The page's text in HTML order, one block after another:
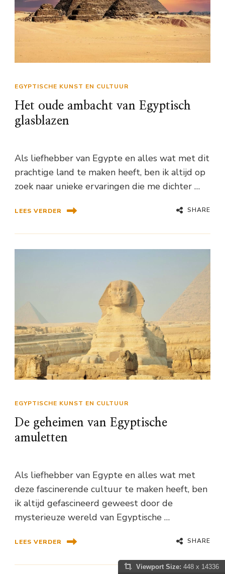
EGYPTISCHE KUNST EN CULTUUR
Het oude ambacht van Egyptisch
glasblazen
Als liefhebber van Egypte en alles wat met dit
prachtige land te maken heeft, ben ik altijd op
zoek naar unieke ervaringen die me dichter …
LEES VERDER SHARE
EGYPTISCHE KUNST EN CULTUUR
De geheimen van Egyptische
amuletten
Als liefhebber van Egypte en alles wat met
deze fascinerende cultuur te maken heeft, ben
ik altijd gefascineerd geweest door de
mysterieuze wereld van Egyptische …
LEES VERDER SHARE
Viewport Size: 448 x 14336